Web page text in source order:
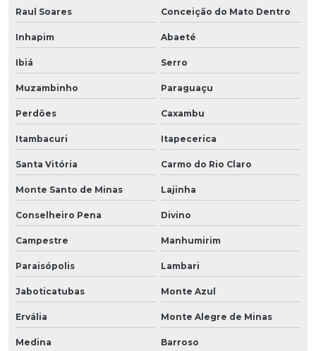
Raul Soares Conceição do Mato Dentro
Inhapim Abaeté
Ibiá Serro
Muzambinho Paraguaçu
Perdões Caxambu
Itambacuri Itapecerica
Santa Vitória Carmo do Rio Claro
Monte Santo de Minas Lajinha
Conselheiro Pena Divino
Campestre Manhumirim
Paraisópolis Lambari
Jaboticatubas Monte Azul
Ervália Monte Alegre de Minas
Medina Barroso